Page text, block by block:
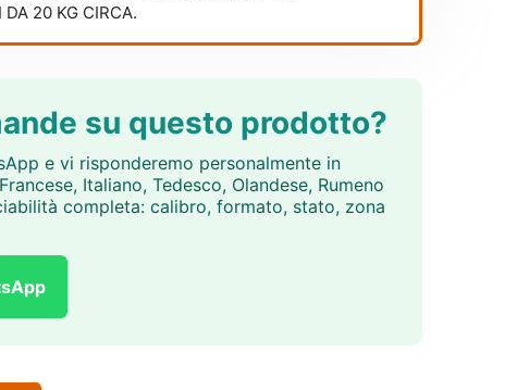
DA 20 KG CIRCA.
su questo prodotto?
e vi risponderemo personalmente in
Italiano, Tedesco, Olandese, Rumeno
completa: calibro, formato, stato, zona